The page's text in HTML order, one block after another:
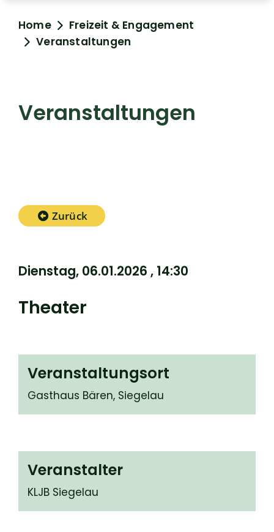
Home
Freizeit & Engagement
Veranstaltungen
Veranstaltungen
Zurück
Dienstag, 06.01.2026 , 14:30
Theater
Veranstaltungsort
Gasthaus Bären, Siegelau
Veranstalter
KLJB Siegelau